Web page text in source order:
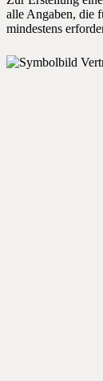
alle Angaben, die
mindestens